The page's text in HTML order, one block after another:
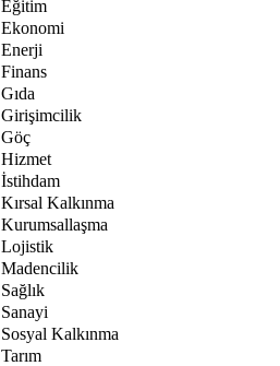
Eğitim
Ekonomi
Enerji
Finans
Gıda
Girişimcilik
Göç
Hizmet
İstihdam
Kırsal Kalkınma
Kurumsallaşma
Lojistik
Madencilik
Sağlık
Sanayi
Sosyal Kalkınma
Tarım